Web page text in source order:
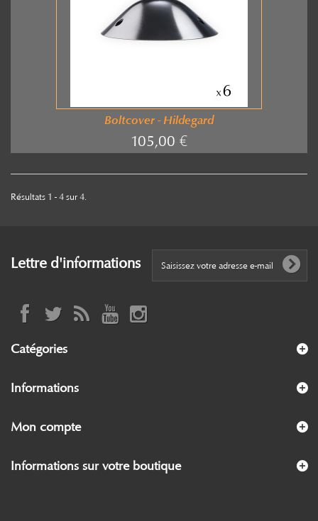
Boltcover - Hildegard
105,00 €
Résultats 1 - 4 sur 4.
Lettre d'informations
Catégories
Informations
Mon compte
Informations sur votre boutique